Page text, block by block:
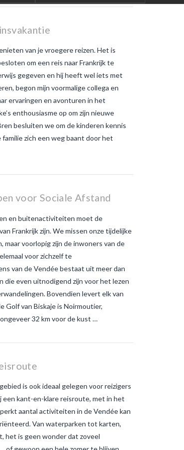
Europa? Waarom winnen
muggenbeten en
tijgermuggenbeten?
tijgermuggen uit te roeien?
in-frankrijk wonen-vendee
van je vroegere reizen. Het is
om een reis naar Frankrijk te
gegeven en hij heeft wel iets met
begon mijn voormalige collega en
ervaringen en avonturen in het
enthousiasme op om zijn nieuwe
besluiten we om de kinderen kennis
zich een weg baant door het
voor Sociale Afstand
en buitenactiviteiten moet de
Frankrijk zijn. We missen onze tijdelijke
voorlopig zijn de inwoners van de
voor zichzelf te
van de Vendée bestaat uit meer dan
even uitnodigend zijn voor het lezen
Bovendien levert elk van
Golf van Biskaje is Noirmoutier,
32 km voor de kust …
is ook ideaal gelegen voor reizigers
een kant-en-klare reisroute, met in het
aantal activiteiten in de Vendée kan
Van waterparken tot karten,
het is geen wonder dat zoveel